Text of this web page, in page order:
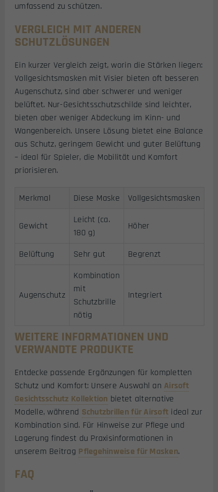
umfassend zu schützen.
VERGLEICH MIT ANDEREN
SCHUTZLÖSUNGEN
Ein kurzer Vergleich zeigt, worin die Stärken liegen:
Vollgesichtsmasken mit Visier bieten oft besseren
Augenschutz, sind aber schwerer und weniger
belüftet. Nur-Gesichtsschutzschilde sind leichter,
bieten aber weniger Abdeckung im Kinn- und
Wangenbereich. Unsere Lösung bietet eine Balance
aus Schutz, geringem Gewicht und guter Belüftung
– ideal für Spieler, die Mobilität und Komfort
priorisieren.
Merkmal Diese Maske Vollgesichtsmasken
Gewicht
Leicht (ca.
180 g)
Höher
Belüftung Sehr gut Begrenzt
Augenschutz
Kombination
mit
Schutzbrille
nötig
Integriert
WEITERE INFORMATIONEN UND
VERWANDTE PRODUKTE
Entdecke passende Ergänzungen für kompletten
Schutz und Komfort: Unsere Auswahl an Airsoft
Gesichtsschutz Kollektion bietet alternative
Modelle, während Schutzbrillen für Airsoft ideal zur
Kombination sind. Für Hinweise zur Pflege und
Lagerung findest du Praxisinformationen in
unserem Beitrag Pflegehinweise für Masken.
FAQ